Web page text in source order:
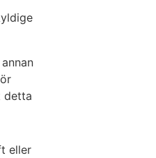
detta
eller